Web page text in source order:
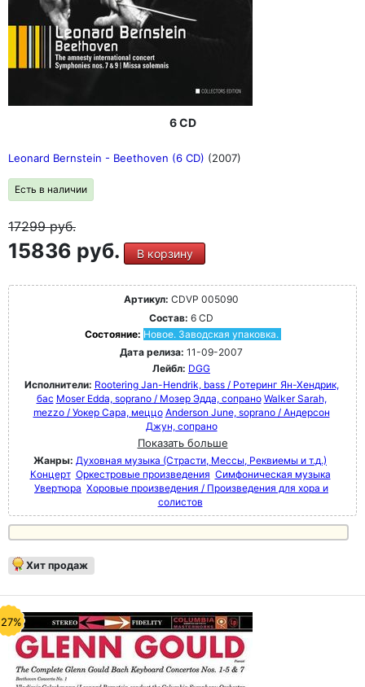
6 CD
Leonard Bernstein - Beethoven (6 CD) (2007)
Есть в наличии
17299руб.
15836 руб. В корзину
Артикул: CDVP 005090
Состав: 6 CD
Состояние: Новое. Заводская упаковка.
Дата релиза: 11-09-2007
Лейбл: DGG
Исполнители: Rootering Jan-Hendrik, bass / Ротеринг Ян-Хендрик,
бас Moser Edda, soprano / Мозер Эдда, сопрано Walker Sarah,
mezzo / Уокер Сара, меццо Anderson June, soprano / Андерсон
Джун, сопрано
Показать больше
Жанры: Духовная музыка (Страсти, Мессы, Реквиемы и т.д.)
Концерт Оркестровые произведения Симфоническая музыка
Увертюра Хоровые произведения / Произведения для хора и
солистов
Хит продаж